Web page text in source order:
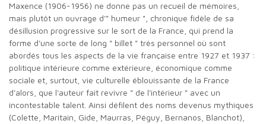
Maxence (1906-1956) ne donne pas un recueil de mémoires,
mais plutôt un ouvrage d'" humeur ", chronique fidèle de sa
désillusion progressive sur le sort de la France, qui prend la
forme d'une sorte de long " billet " très personnel où sont
abordés tous les aspects de la vie française entre 1927 et 1937 :
politique intérieure comme extérieure, économique comme
sociale et, surtout, vie culturelle éblouissante de la France
d'alors, que l'auteur fait revivre " de l'intérieur " avec un
incontestable talent. Ainsi défilent des noms devenus mythiques
(Colette, Maritain, Gide, Maurras, Péguy, Bernanos, Blanchot),